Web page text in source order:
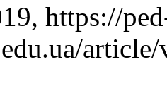
https://